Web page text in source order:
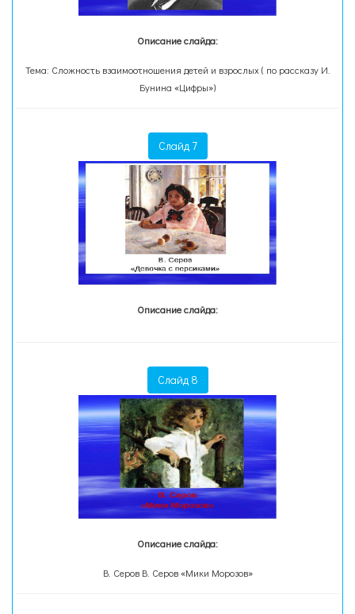
Описание слайда:
Тема: Сложность взаимоотношения детей и взрослых ( по рассказу И.
Бунина «Цифры»)
Слайд 7
Описание слайда:
Слайд 8
Описание слайда:
В. Серов В. Серов «Мики Морозов»